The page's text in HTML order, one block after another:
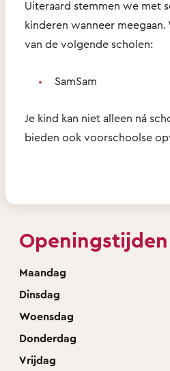
Uiteraard stemmen we met
kinderen wanneer
van de volgende scholen:
SamSam
Je kind kan niet alleen ná
bieden ook voorschoolse
Openingstijden
Maandag
Dinsdag
Woensdag
Donderdag
Vrijdag